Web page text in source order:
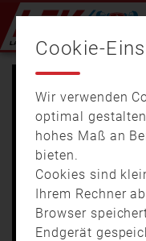
Cookie-
Wir verwenden
optimal
hohes Maß an
bieten.
Cookies sind
Ihrem Rechner
Browser
Endgerät